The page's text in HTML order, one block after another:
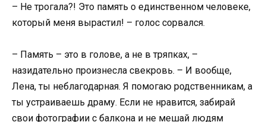
– Не трогала?! Это память о единственном человеке,
который меня вырастил! – голос сорвался.
– Память – это в голове, а не в тряпках, –
назидательно произнесла свекровь. – И вообще,
Лена, ты неблагодарная. Я помогаю родственникам, а
ты устраиваешь драму. Если не нравится, забирай
свои фотографии с балкона и не мешай людям